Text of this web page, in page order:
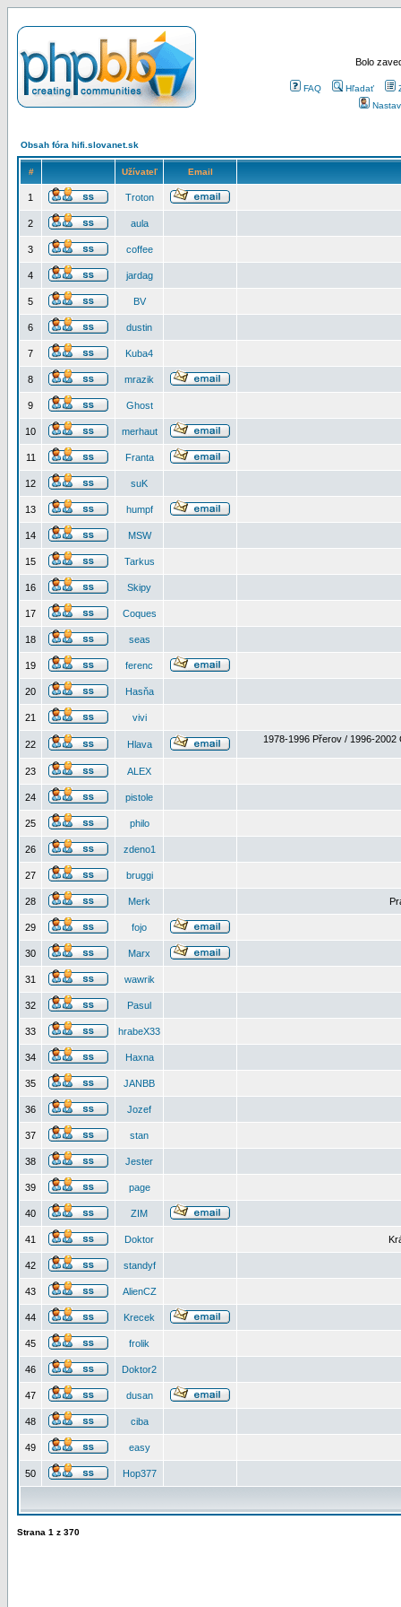
Bolo
FAQ Hľadať
Obsah fóra hifi.slovanet.sk
# Užívateľ Email
1 Troton
2 aula
3 coffee
4 jardag
5 BV
6 dustin
7 Kuba4
8 mrazik
9 Ghost
10 merhaut
11 Franta
12 suK
13 humpf
14 MSW
15 Tarkus
16 Skipy
17 Coques
18 seas
19 ferenc
20 Hasňa
21 vivi
22 Hlava 1978-1996 Přerov / 1996-2002
23 ALEX
24 pistole
25 philo
26 zdeno1
27 bruggi
28 Merk
29 fojo
30 Marx
31 wawrik
32 Pasul
33 hrabeX33
34 Haxna
35 JANBB
36 Jozef
37 stan
38 Jester
39 page
40 ZIM
41 Doktor
42 standyf
43 AlienCZ
44 Krecek
45 frolik
46 Doktor2
47 dusan
48 ciba
49 easy
50 Hop377
Strana 1 z 370